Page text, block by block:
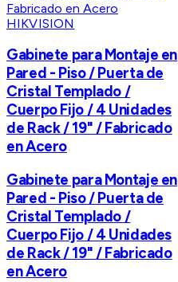
HIKVISION
Gabinete para Montaje en
Pared - Piso / Puerta de
Cristal Templado /
Cuerpo Fijo / 4 Unidades
de Rack / 19" / Fabricado
en Acero
Gabinete para Montaje en
Pared - Piso / Puerta de
Cristal Templado /
Cuerpo Fijo / 4 Unidades
de Rack / 19" / Fabricado
en Acero